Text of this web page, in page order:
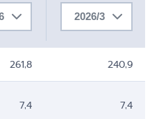
2026/3
261,8 240,9
7,4 7,4